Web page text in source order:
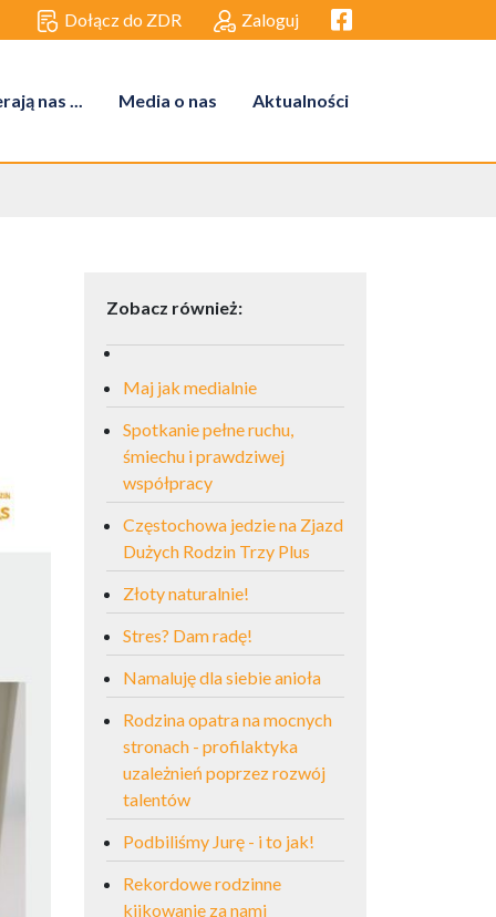
Dołącz do ZDR Zaloguj Facebook link
nas ... Media o nas Aktualności
Zobacz również:
Maj jak medialnie
Spotkanie pełne ruchu,
śmiechu i prawdziwej
współpracy
Częstochowa jedzie na Zjazd
Dużych Rodzin Trzy Plus
Złoty naturalnie!
Stres? Dam radę!
Namaluję dla siebie anioła
Rodzina opatra na mocnych
stronach - profilaktyka
uzależnień poprzez rozwój
talentów
Podbiliśmy Jurę - i to jak!
Rekordowe rodzinne
kijkowanie za nami